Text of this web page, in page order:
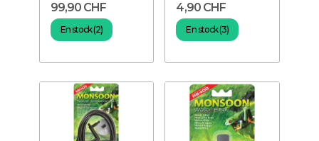
99,90 CHF
En stock (2)
4,90 CHF
En stock (3)